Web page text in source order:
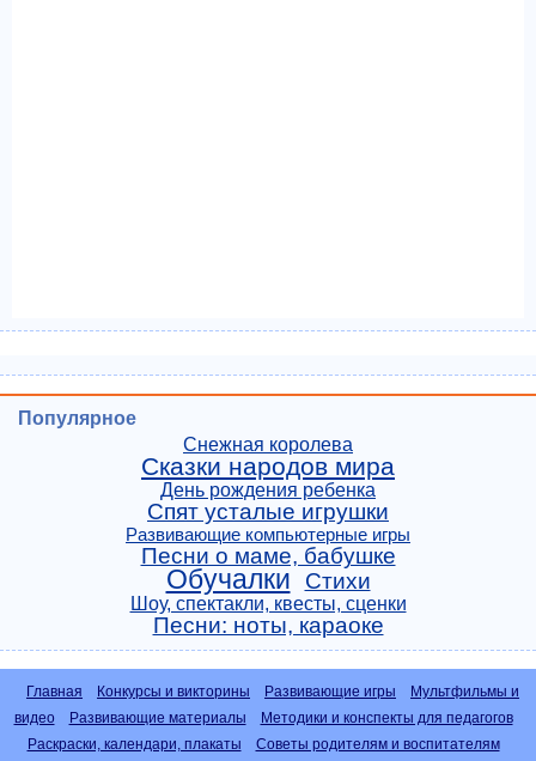
Популярное
Снежная королева
Сказки народов мира
День рождения ребенка
Спят усталые игрушки
Развивающие компьютерные игры
Песни о маме, бабушке
Обучалки Стихи
Шоу, спектакли, квесты, сценки
Песни: ноты, караоке
Главная Конкурсы и викторины Развивающие игры
Мультфильмы и
видео
Развивающие материалы
Методики и конспекты для педагогов
Раскраски, календари, плакаты
Советы родителям и воспитателям